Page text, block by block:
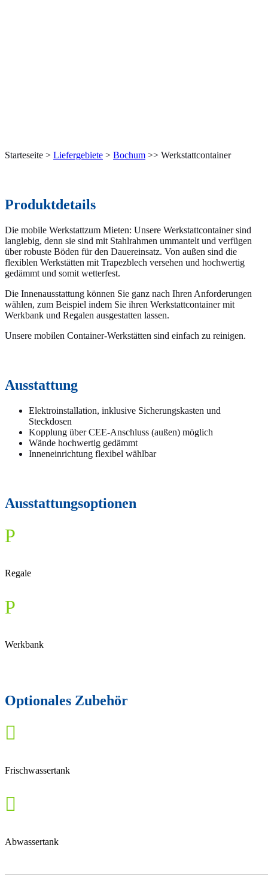
Starteseite > Liefergebiete > Bochum >> Werkstattcontainer
Produktdetails
Die mobile Werkstattzum Mieten: Unsere Werkstattcontainer sind
langlebig, denn sie sind mit Stahlrahmen ummantelt und verfügen
über robuste Böden für den Dauereinsatz. Von außen sind die
flexiblen Werkstätten mit Trapezblech versehen und hochwertig
gedämmt und somit wetterfest.
Die Innenausstattung können Sie ganz nach Ihren Anforderungen
wählen, zum Beispiel indem Sie ihren Werkstattcontainer mit
Werkbank und Regalen ausgestatten lassen.
Unsere mobilen Container-Werkstätten sind einfach zu reinigen.
Ausstattung
Elektroinstallation, inklusive Sicherungskasten und
Steckdosen
Kopplung über CEE-Anschluss (außen) möglich
Wände hochwertig gedämmt
Inneneinrichtung flexibel wählbar
Ausstattungsoptionen
P
Regale
P
Werkbank
Optionales Zubehör

Frischwassertank

Abwassertank